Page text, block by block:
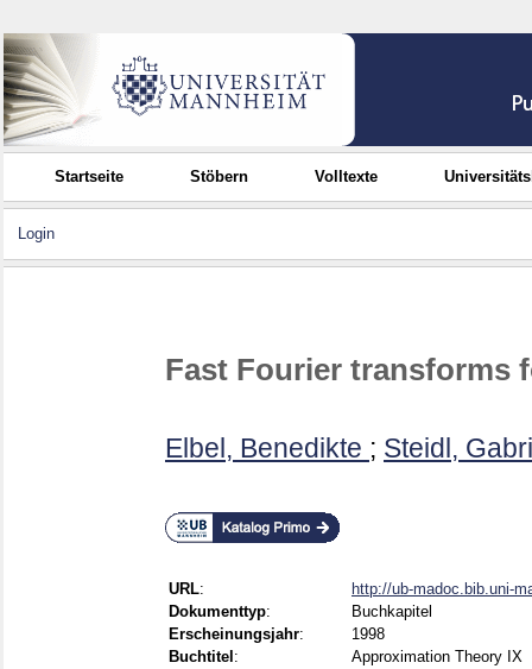
Startseite Stöbern Volltexte
Login
Fast Fourier transforms
Elbel, Benedikte ; Steidl,
URL:
http://ub-madoc.bib.uni-
Dokumenttyp:
Buchkapitel
Erscheinungsjahr:
1998
Buchtitel :
Approximation Theory IX